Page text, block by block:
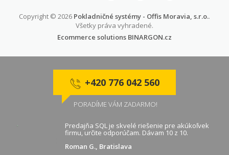
Copyright © 2026 Pokladničné systémy - Offis Moravia, s.r.o..
Všetky práva vyhradené.
Ecommerce solutions BINARGON.cz
+420 776 042 560
PORADÍME VÁM ZADARMO!
Predajňa SQL je skvelé riešenie pre akúkoľvek
firmu, určite odporúčam. Dávam 10 z 10.
Roman G., Bratislava